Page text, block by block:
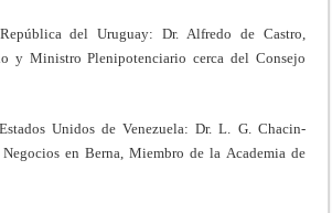
del Uruguay: Dr. Alfredo de Castro,
y Ministro Plenipotenciario cerca del Consejo
Unidos de Venezuela: Dr. L. G. Chacin-
en Berna, Miembro de la Academia de